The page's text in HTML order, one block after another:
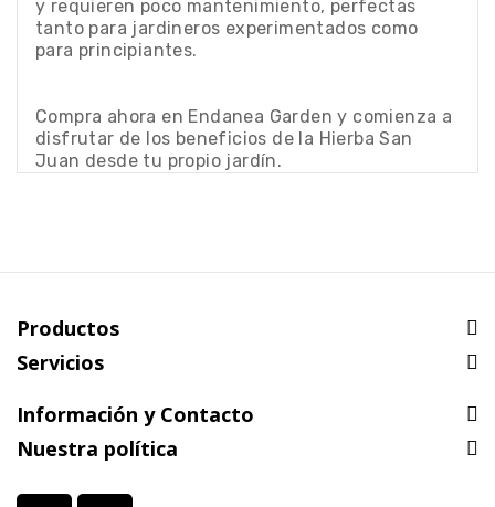
y requieren poco mantenimiento, perfectas
tanto para jardineros experimentados como
para principiantes.
Compra ahora en Endanea Garden y comienza a
disfrutar de los beneficios de la Hierba San
Juan desde tu propio jardín.
Productos
Servicios
Información y Contacto
Nuestra política